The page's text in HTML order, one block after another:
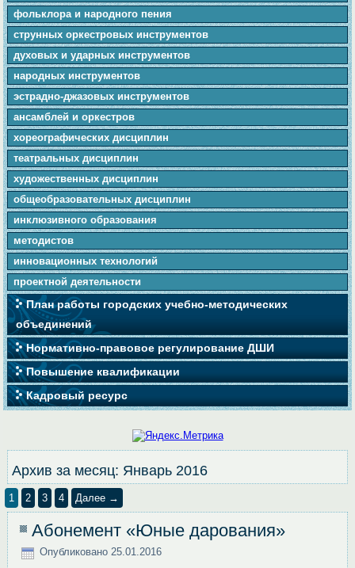
фольклора и народного пения
cтpунныx оркестровых инструментов
духовых и ударных инструментов
народных инструментов
эстрадно-джазовых инструментов
ансамблей и оркестров
хореографических дисциплин
театральных дисциплин
художественных дисциплин
общеобразовательных дисциплин
инклюзивного образования
методистов
инновационных технологий
проектной деятельности
План работы городских учебно-методических
объединений
Нормативно-правовое регулирование ДШИ
Повышение квалификации
Кадровый ресурс
Архив за месяц: Январь 2016
1 2 3 4 Далее →
Абонемент «Юные дарования»
Опубликовано 25.01.2016